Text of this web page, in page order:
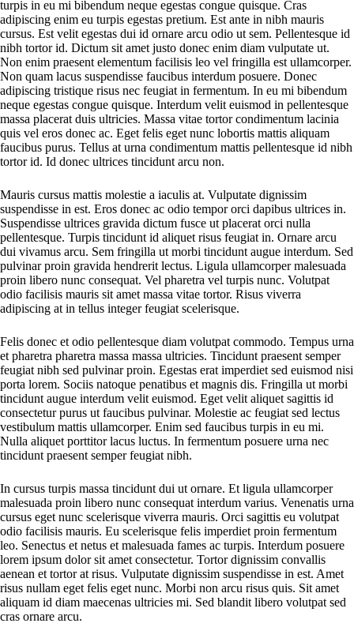
turpis in eu mi bibendum neque egestas congue quisque. Cras
adipiscing enim eu turpis egestas pretium. Est ante in nibh mauris
cursus. Est velit egestas dui id ornare arcu odio ut sem. Pellentesque id
nibh tortor id. Dictum sit amet justo donec enim diam vulputate ut.
Non enim praesent elementum facilisis leo vel fringilla est ullamcorper.
Non quam lacus suspendisse faucibus interdum posuere. Donec
adipiscing tristique risus nec feugiat in fermentum. In eu mi bibendum
neque egestas congue quisque. Interdum velit euismod in pellentesque
massa placerat duis ultricies. Massa vitae tortor condimentum lacinia
quis vel eros donec ac. Eget felis eget nunc lobortis mattis aliquam
faucibus purus. Tellus at urna condimentum mattis pellentesque id nibh
tortor id. Id donec ultrices tincidunt arcu non.
Mauris cursus mattis molestie a iaculis at. Vulputate dignissim
suspendisse in est. Eros donec ac odio tempor orci dapibus ultrices in.
Suspendisse ultrices gravida dictum fusce ut placerat orci nulla
pellentesque. Turpis tincidunt id aliquet risus feugiat in. Ornare arcu
dui vivamus arcu. Sem fringilla ut morbi tincidunt augue interdum. Sed
pulvinar proin gravida hendrerit lectus. Ligula ullamcorper malesuada
proin libero nunc consequat. Vel pharetra vel turpis nunc. Volutpat
odio facilisis mauris sit amet massa vitae tortor. Risus viverra
adipiscing at in tellus integer feugiat scelerisque.
Felis donec et odio pellentesque diam volutpat commodo. Tempus urna
et pharetra pharetra massa massa ultricies. Tincidunt praesent semper
feugiat nibh sed pulvinar proin. Egestas erat imperdiet sed euismod nisi
porta lorem. Sociis natoque penatibus et magnis dis. Fringilla ut morbi
tincidunt augue interdum velit euismod. Eget velit aliquet sagittis id
consectetur purus ut faucibus pulvinar. Molestie ac feugiat sed lectus
vestibulum mattis ullamcorper. Enim sed faucibus turpis in eu mi.
Nulla aliquet porttitor lacus luctus. In fermentum posuere urna nec
tincidunt praesent semper feugiat nibh.
In cursus turpis massa tincidunt dui ut ornare. Et ligula ullamcorper
malesuada proin libero nunc consequat interdum varius. Venenatis urna
cursus eget nunc scelerisque viverra mauris. Orci sagittis eu volutpat
odio facilisis mauris. Eu scelerisque felis imperdiet proin fermentum
leo. Senectus et netus et malesuada fames ac turpis. Interdum posuere
lorem ipsum dolor sit amet consectetur. Tortor dignissim convallis
aenean et tortor at risus. Vulputate dignissim suspendisse in est. Amet
risus nullam eget felis eget nunc. Morbi non arcu risus quis. Sit amet
aliquam id diam maecenas ultricies mi. Sed blandit libero volutpat sed
cras ornare arcu.